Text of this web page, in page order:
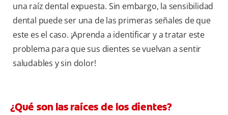
una raíz dental expuesta. Sin embargo, la sensibilidad
dental puede ser una de las primeras señales de que
este es el caso. ¡Aprenda a identificar y a tratar este
problema para que sus dientes se vuelvan a sentir
saludables y sin dolor!
¿Qué son las raíces de los dientes?